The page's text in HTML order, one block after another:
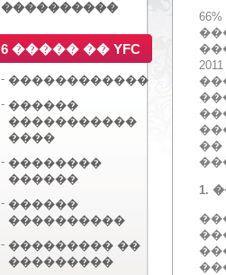
����������
6 ����� �� YFC
- ������������
- ������
�����������
����
- ��������
������
- ������
����������
- ��������� ��
���������
��
1.